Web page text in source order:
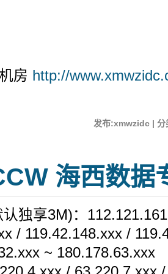
房 http://
发布:xmwzidc | 分
海西数据
独享3M)：
/ 119.42.148.xxx /
~ 180.178.63.xxx